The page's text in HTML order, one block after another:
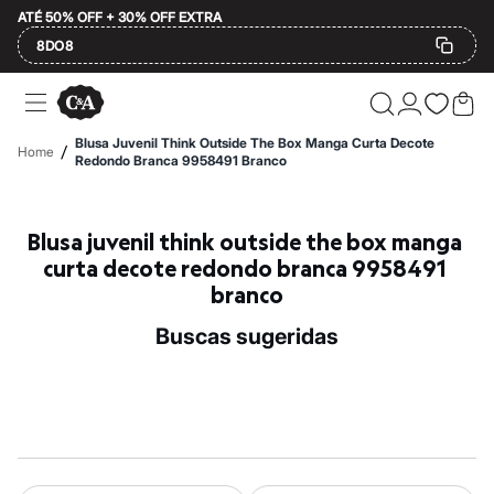
ATÉ 50% OFF + 30% OFF EXTRA
8DO8
Ofertas
Compre por Departamento
Feminino
Masculino
Plus Size
Até 20% off
Até 40% off
Blusas e Camisetas
Home / Blusa Juvenil Think Outside The Box Manga Curta Decote
Redondo Branca 9958491 Branco
Blusa juvenil think outside the box manga
curta decote redondo branca 9958491
branco
buscas sugeridas